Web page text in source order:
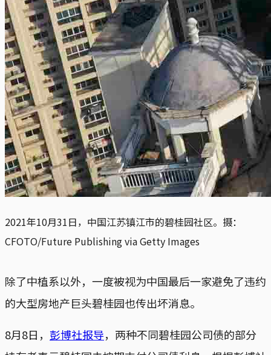
2021年10月31日，中国江苏镇江市的碧桂园社区。摄：
CFOTO/Future Publishing via Getty Images
除了中植系以外，一度被视为中国最后一家避免了违约
的大型房地产巨头碧桂园也传出坏消息。
8月8日， 彭博社报导，两种不同碧桂园公司债的部分